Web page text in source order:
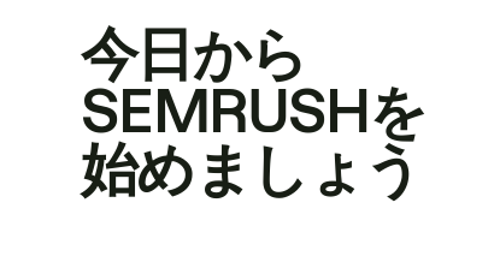
今日から
SEMRUSHを
始めましょう